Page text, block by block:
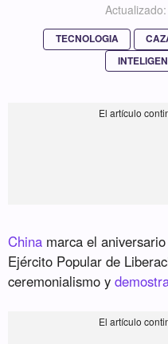
TECNOLOGIA
China marca el
Ejército Popular de
ceremonialismo y